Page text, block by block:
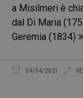
a Misilmeri è
dal Di Maria
Geremia (1834)
04/04/2021